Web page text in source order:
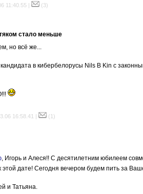
11:40.55 | (3)
стало меньше
но всё же...
в кибербелорусы Nils B Kin с
16:58.41 | (1)
, Игорь и Алеся!! С десятилетним юбилеем
этой дате! Сегодня вечером будем пить за
и Татьяна.